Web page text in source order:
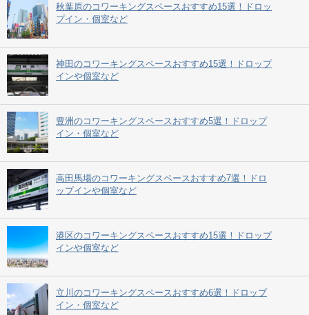
秋葉原のコワーキングスペースおすすめ15選！ドロッ
プイン・個室など
神田のコワーキングスペースおすすめ15選！ドロップ
インや個室など
豊洲のコワーキングスペースおすすめ5選！ドロップ
イン・個室など
高田馬場のコワーキングスペースおすすめ7選！ドロ
ップインや個室など
港区のコワーキングスペースおすすめ15選！ドロップ
インや個室など
立川のコワーキングスペースおすすめ6選！ドロップ
イン・個室など